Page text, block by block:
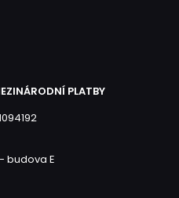
PLATBY
budova E